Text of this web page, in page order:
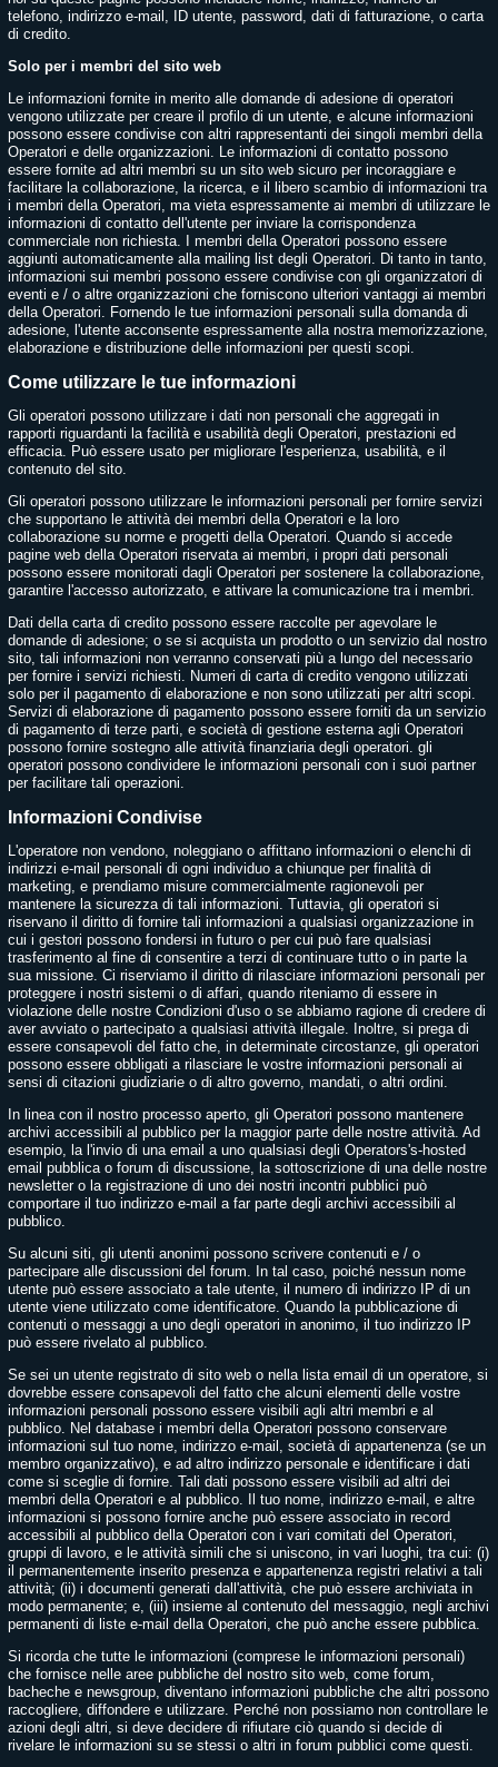
telefono, indirizzo e-mail, ID utente, password, dati di fatturazione, o carta
di credito.
Solo per i membri del sito web
Le informazioni fornite in merito alle domande di adesione di operatori
vengono utilizzate per creare il profilo di un utente, e alcune informazioni
possono essere condivise con altri rappresentanti dei singoli membri della
Operatori e delle organizzazioni. Le informazioni di contatto possono
essere fornite ad altri membri su un sito web sicuro per incoraggiare e
facilitare la collaborazione, la ricerca, e il libero scambio di informazioni tra
i membri della Operatori, ma vieta espressamente ai membri di utilizzare le
informazioni di contatto dell'utente per inviare la corrispondenza
commerciale non richiesta. I membri della Operatori possono essere
aggiunti automaticamente alla mailing list degli Operatori. Di tanto in tanto,
informazioni sui membri possono essere condivise con gli organizzatori di
eventi e / o altre organizzazioni che forniscono ulteriori vantaggi ai membri
della Operatori. Fornendo le tue informazioni personali sulla domanda di
adesione, l'utente acconsente espressamente alla nostra memorizzazione,
elaborazione e distribuzione delle informazioni per questi scopi.
Come utilizzare le tue informazioni
Gli operatori possono utilizzare i dati non personali che aggregati in
rapporti riguardanti la facilità e usabilità degli Operatori, prestazioni ed
efficacia. Può essere usato per migliorare l'esperienza, usabilità, e il
contenuto del sito.
Gli operatori possono utilizzare le informazioni personali per fornire servizi
che supportano le attività dei membri della Operatori e la loro
collaborazione su norme e progetti della Operatori. Quando si accede
pagine web della Operatori riservata ai membri, i propri dati personali
possono essere monitorati dagli Operatori per sostenere la collaborazione,
garantire l'accesso autorizzato, e attivare la comunicazione tra i membri.
Dati della carta di credito possono essere raccolte per agevolare le
domande di adesione; o se si acquista un prodotto o un servizio dal nostro
sito, tali informazioni non verranno conservati più a lungo del necessario
per fornire i servizi richiesti. Numeri di carta di credito vengono utilizzati
solo per il pagamento di elaborazione e non sono utilizzati per altri scopi.
Servizi di elaborazione di pagamento possono essere forniti da un servizio
di pagamento di terze parti, e società di gestione esterna agli Operatori
possono fornire sostegno alle attività finanziaria degli operatori. gli
operatori possono condividere le informazioni personali con i suoi partner
per facilitare tali operazioni.
Informazioni Condivise
L'operatore non vendono, noleggiano o affittano informazioni o elenchi di
indirizzi e-mail personali di ogni individuo a chiunque per finalità di
marketing, e prendiamo misure commercialmente ragionevoli per
mantenere la sicurezza di tali informazioni. Tuttavia, gli operatori si
riservano il diritto di fornire tali informazioni a qualsiasi organizzazione in
cui i gestori possono fondersi in futuro o per cui può fare qualsiasi
trasferimento al fine di consentire a terzi di continuare tutto o in parte la
sua missione. Ci riserviamo il diritto di rilasciare informazioni personali per
proteggere i nostri sistemi o di affari, quando riteniamo di essere in
violazione delle nostre Condizioni d'uso o se abbiamo ragione di credere di
aver avviato o partecipato a qualsiasi attività illegale. Inoltre, si prega di
essere consapevoli del fatto che, in determinate circostanze, gli operatori
possono essere obbligati a rilasciare le vostre informazioni personali ai
sensi di citazioni giudiziarie o di altro governo, mandati, o altri ordini.
In linea con il nostro processo aperto, gli Operatori possono mantenere
archivi accessibili al pubblico per la maggior parte delle nostre attività. Ad
esempio, la l'invio di una email a uno qualsiasi degli Operators's-hosted
email pubblica o forum di discussione, la sottoscrizione di una delle nostre
newsletter o la registrazione di uno dei nostri incontri pubblici può
comportare il tuo indirizzo e-mail a far parte degli archivi accessibili al
pubblico.
Su alcuni siti, gli utenti anonimi possono scrivere contenuti e / o
partecipare alle discussioni del forum. In tal caso, poiché nessun nome
utente può essere associato a tale utente, il numero di indirizzo IP di un
utente viene utilizzato come identificatore. Quando la pubblicazione di
contenuti o messaggi a uno degli operatori in anonimo, il tuo indirizzo IP
può essere rivelato al pubblico.
Se sei un utente registrato di sito web o nella lista email di un operatore, si
dovrebbe essere consapevoli del fatto che alcuni elementi delle vostre
informazioni personali possono essere visibili agli altri membri e al
pubblico. Nel database i membri della Operatori possono conservare
informazioni sul tuo nome, indirizzo e-mail, società di appartenenza (se un
membro organizzativo), e ad altro indirizzo personale e identificare i dati
come si sceglie di fornire. Tali dati possono essere visibili ad altri dei
membri della Operatori e al pubblico. Il tuo nome, indirizzo e-mail, e altre
informazioni si possono fornire anche può essere associato in record
accessibili al pubblico della Operatori con i vari comitati del Operatori,
gruppi di lavoro, e le attività simili che si uniscono, in vari luoghi, tra cui: (i)
il permanentemente inserito presenza e appartenenza registri relativi a tali
attività; (ii) i documenti generati dall'attività, che può essere archiviata in
modo permanente; e, (iii) insieme al contenuto del messaggio, negli archivi
permanenti di liste e-mail della Operatori, che può anche essere pubblica.
Si ricorda che tutte le informazioni (comprese le informazioni personali)
che fornisce nelle aree pubbliche del nostro sito web, come forum,
bacheche e newsgroup, diventano informazioni pubbliche che altri possono
raccogliere, diffondere e utilizzare. Perché non possiamo non controllare le
azioni degli altri, si deve decidere di rifiutare ciò quando si decide di
rivelare le informazioni su se stessi o altri in forum pubblici come questi.